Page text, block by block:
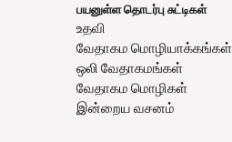
பயனுள்ள தொடர்பு சுட்டிகள்
உதவி
வேதாகம மொழியாக்கங்கள்
ஒலி வேதாகமங்கள்
வேதாகம மொழிகள்
இன்றைய வசனம்